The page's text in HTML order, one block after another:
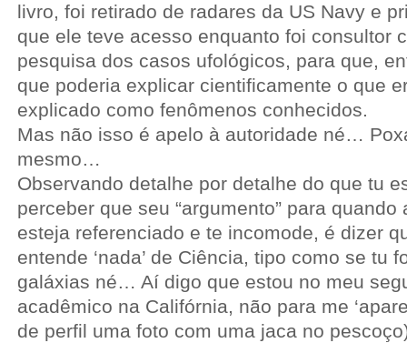
livro, foi retirado de radares da US Navy e
que ele teve acesso enquanto foi consultor
pesquisa dos casos ufológicos, para que,
que poderia explicar cientificamente o que
explicado como fenômenos conhecidos.
Mas não isso é apelo à autoridade né…
mesmo…
Observando detalhe por detalhe do que tu
perceber que seu “argumento” para
esteja referenciado e te incomode, é dizer
entende ‘nada’ de Ciência, tipo como se tu
galáxias né… Aí digo que estou no meu
acadêmico na Califórnia, não para me
de perfil uma foto com uma jaca no